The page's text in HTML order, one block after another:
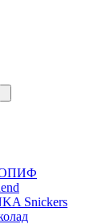
ОПИФ
Snickers